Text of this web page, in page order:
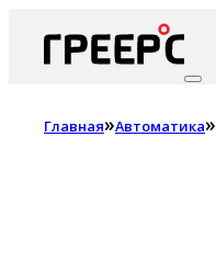
Главная»Автоматика»